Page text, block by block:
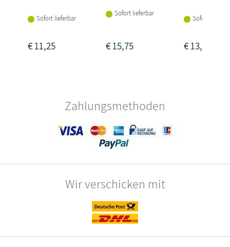
Sofort lieferbar
€11,25
Sofort lieferbar
€15,75
Sofort
€13,95
Zahlungsmethoden
Wir verschicken mit